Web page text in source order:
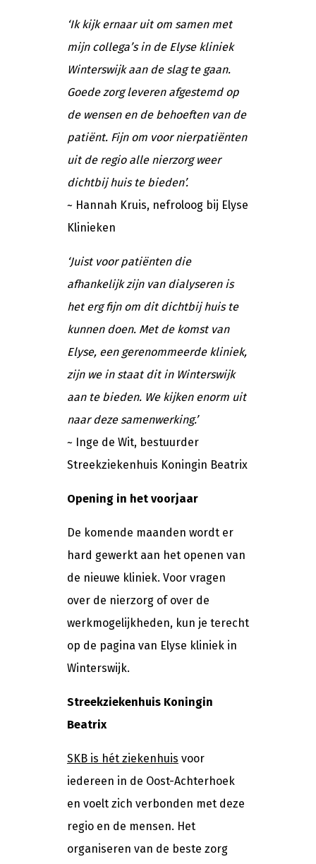
‘Ik kijk ernaar uit om samen met
mijn collega’s in de Elyse kliniek
Winterswijk aan de slag te gaan.
Goede zorg leveren afgestemd op
de wensen en de behoeften van de
patiënt. Fijn om voor nierpatiënten
uit de regio alle nierzorg weer
dichtbij huis te bieden’.
~ Hannah Kruis, nefroloog bij Elyse
Klinieken
‘Juist voor patiënten die
afhankelijk zijn van dialyseren is
het erg fijn om dit dichtbij huis te
kunnen doen. Met de komst van
Elyse, een gerenommeerde kliniek,
zijn we in staat dit in Winterswijk
aan te bieden. We kijken enorm uit
naar deze samenwerking.’
~ Inge de Wit, bestuurder
Streekziekenhuis Koningin Beatrix
Opening in het voorjaar
De komende maanden wordt er
hard gewerkt aan het openen van
de nieuwe kliniek. Voor vragen
over de nierzorg of over de
werkmogelijkheden, kun je terecht
op de pagina van Elyse kliniek in
Winterswijk.
Streekziekenhuis Koningin
Beatrix
SKB is hét ziekenhuis voor
iedereen in de Oost-Achterhoek
en voelt zich verbonden met deze
regio en de mensen. Het
organiseren van de beste zorg